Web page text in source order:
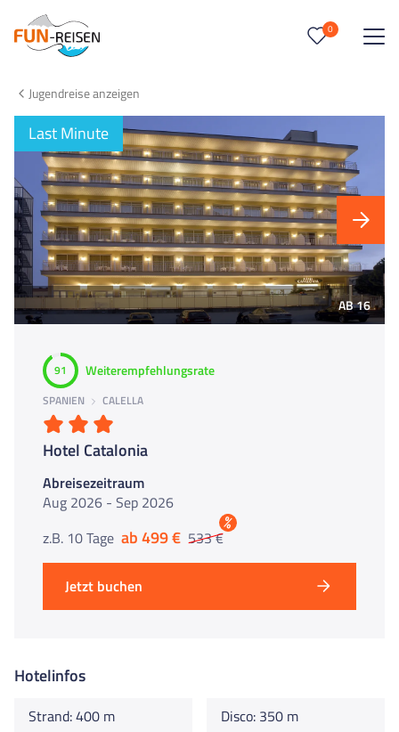
0
Keine Reisen auf der Merkliste
Jugendreise anzeigen
Last Minute
AB 16
91 Weiterempfehlungsrate
SPANIEN CALELLA
Hotel Catalonia
Abreisezeitraum
Aug 2026 - Sep 2026
z.B. 10 Tage ab 499 € 533 €
%
Jetzt buchen
Hotelinfos
Strand: 400 m Disco: 350 m